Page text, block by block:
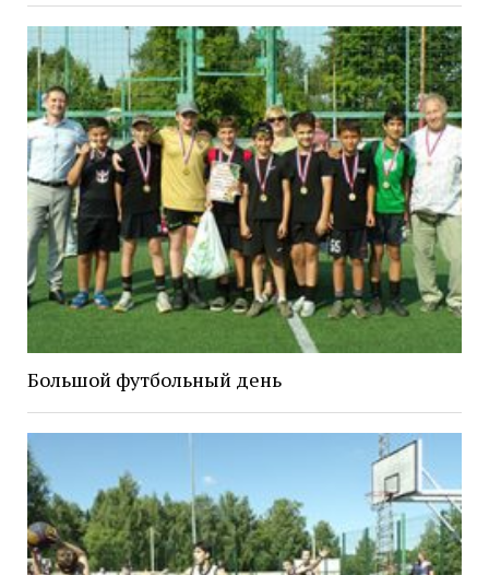
Большой футбольный день